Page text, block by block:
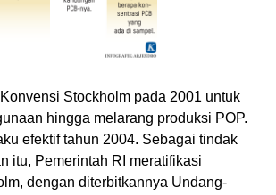
Stockholm pada 2001 untuk
hingga melarang produksi POP.
efektif tahun 2004. Sebagai tindak
itu, Pemerintah RI meratifikasi
dengan diterbitkannya Undang-